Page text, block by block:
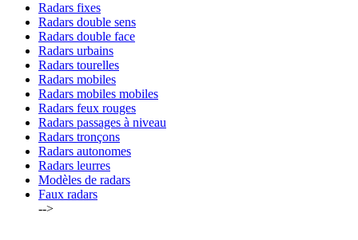
Radars fixes
Radars double sens
Radars double face
Radars urbains
Radars tourelles
Radars mobiles
Radars mobiles mobiles
Radars feux rouges
Radars passages à niveau
Radars tronçons
Radars autonomes
Radars leurres
Modèles de radars
Faux radars
-->